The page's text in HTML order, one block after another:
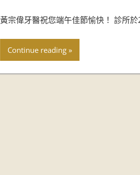
黃宗偉牙醫祝您端午佳節愉快！ 診所
Continue reading